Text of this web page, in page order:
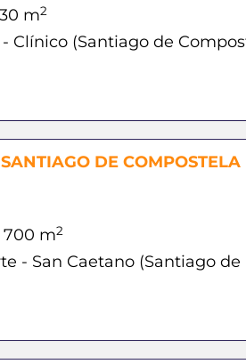
30 m2
- Clínico (Santiago de
DE COMPOSTELA
700 m2
- San Caetano (Santiago